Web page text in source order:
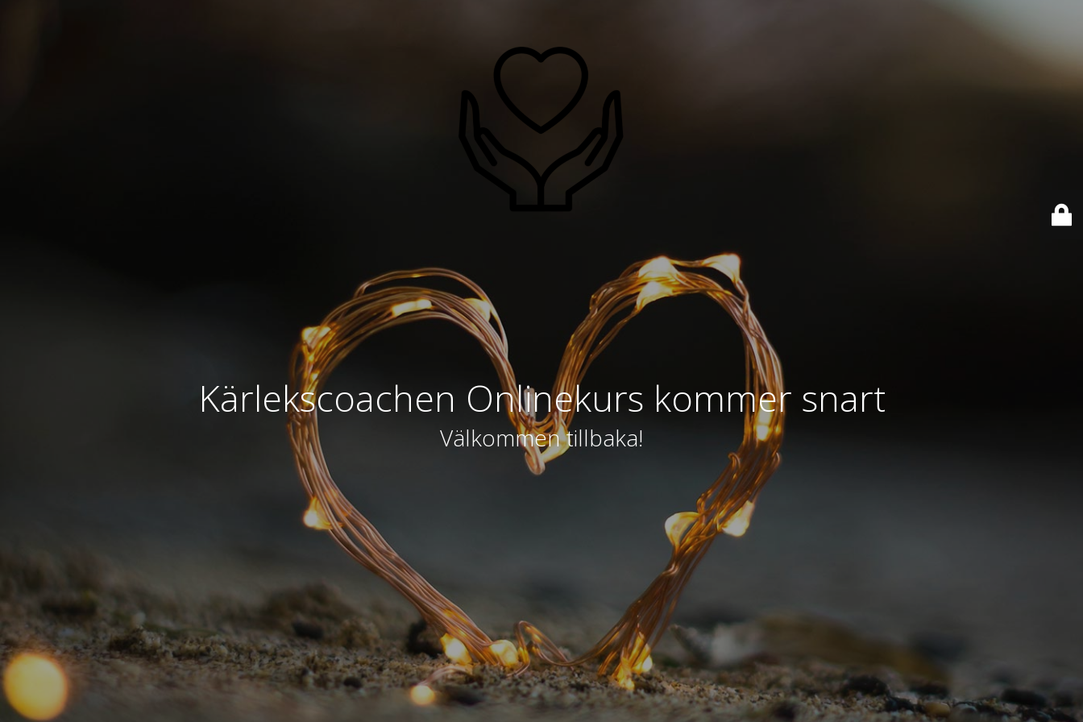
Kärlekscoachen Onlinekurs kommer snart
Välkommen tillbaka!